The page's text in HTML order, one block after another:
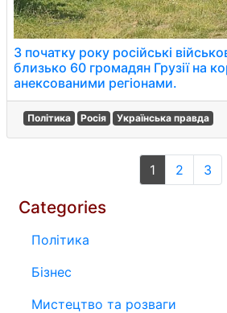
З початку року російські
близько 60 громадян Грузії на
анексованими регіонами.
Політика Росія Українська правда
1 2 3
Categories
Політика
Бізнес
Мистецтво та розваги